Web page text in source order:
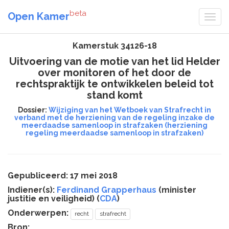
Open Kamerbeta
Kamerstuk 34126-18
Uitvoering van de motie van het lid Helder
over monitoren of het door de
rechtspraktijk te ontwikkelen beleid tot
stand komt
Dossier: Wijziging van het Wetboek van Strafrecht in
verband met de herziening van de regeling inzake de
meerdaadse samenloop in strafzaken (herziening
regeling meerdaadse samenloop in strafzaken)
Gepubliceerd: 17 mei 2018
Indiener(s): Ferdinand Grapperhaus (minister
justitie en veiligheid) (CDA)
Onderwerpen:
recht strafrecht